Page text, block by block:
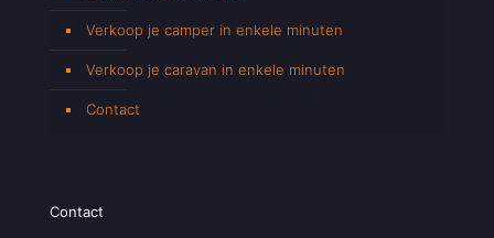
Verkoop je camper in enkele minuten
Verkoop je caravan in enkele minuten
Contact
Contact